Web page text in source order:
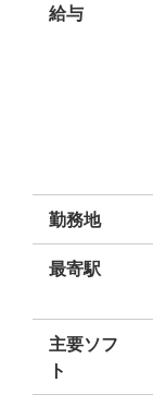
給与
勤務地
最寄駅
主要ソフ
ト